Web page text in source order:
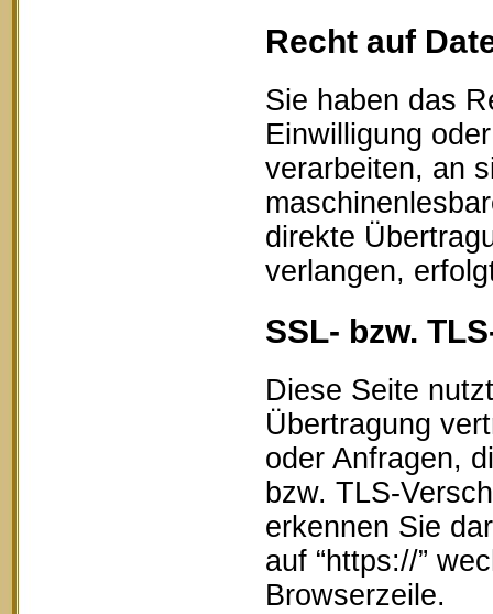
Recht auf
Sie haben das
Einwilligung
verarbeiten, an
direkte
verlangen,
SSL- bzw.
Diese Seite
Übertragung
oder Anfragen,
bzw. TLS-
erkennen Sie
auf “https://”
Browserzeile.